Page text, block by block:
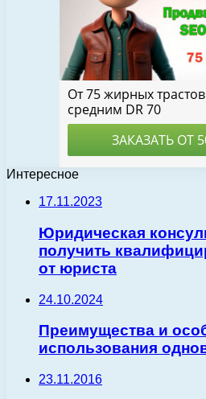
Интересное
17.11.2023
Юридическая
получить
от юриста
24.10.2024
Преимущества и
использования
23.11.2016